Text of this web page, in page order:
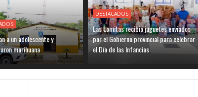
a un adolescente y
marihuana
DESTACADOS
Las Lomitas recibió juguetes enviados
por el Gobierno provincial para celebrar
el Día de las Infancias